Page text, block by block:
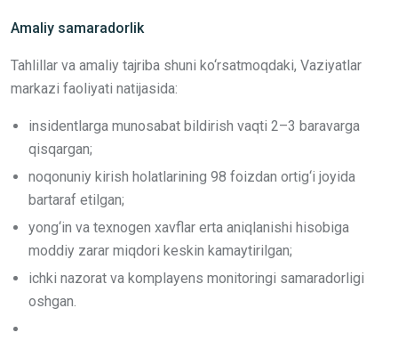
Amaliy samaradorlik
Tahlillar va amaliy tajriba shuni ko‘rsatmoqdaki, Vaziyatlar
markazi faoliyati natijasida:
insidentlarga munosabat bildirish vaqti 2–3 baravarga
qisqargan;
noqonuniy kirish holatlarining 98 foizdan ortig‘i joyida
bartaraf etilgan;
yong‘in va texnogen xavflar erta aniqlanishi hisobiga
moddiy zarar miqdori keskin kamaytirilgan;
ichki nazorat va komplayens monitoringi samaradorligi
oshgan.